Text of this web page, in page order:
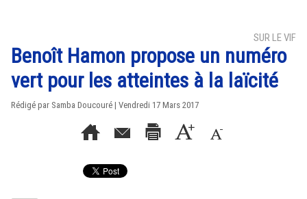
SUR LE VIF
Benoît Hamon propose un numéro
vert pour les atteintes à la laïcité
Rédigé par Samba Doucouré | Vendredi 17 Mars 2017